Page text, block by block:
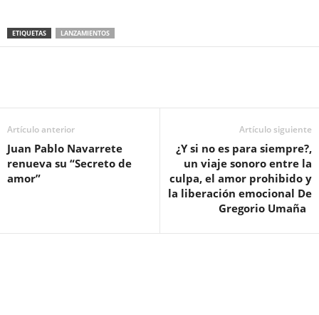
ETIQUETAS LANZAMIENTOS
Artículo anterior
Juan Pablo Navarrete
renueva su “Secreto de
amor”
Artículo siguiente
¿Y si no es para siempre?,
un viaje sonoro entre la
culpa, el amor prohibido y
la liberación emocional De
Gregorio Umaña